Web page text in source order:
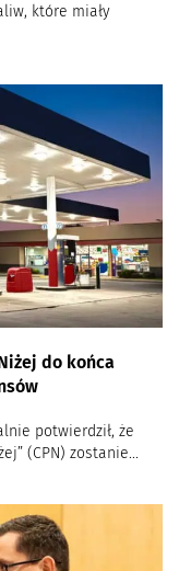
które miały
do końca
potwierdził, że
(CPN) zostanie...